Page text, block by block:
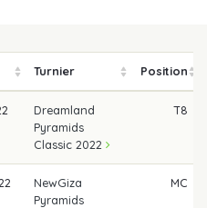
Turnier Position
Dreamland
Pyramids
Classic 2022
T8
NewGiza
Pyramids
MC